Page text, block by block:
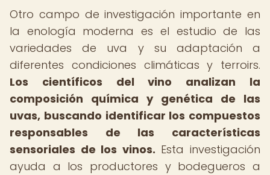
Otro campo de investigación importante en
la enología moderna es el estudio de las
variedades de uva y su adaptación a
diferentes condiciones climáticas y terroirs.
Los científicos del vino analizan la
composición química y genética de las
uvas, buscando identificar los compuestos
responsables de las características
sensoriales de los vinos. Esta investigación
ayuda a los productores y bodegueros a